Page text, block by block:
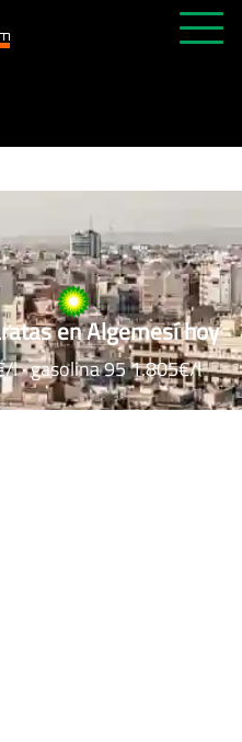
en Algemesí hoy
l · gasolina 95 1.805€/l